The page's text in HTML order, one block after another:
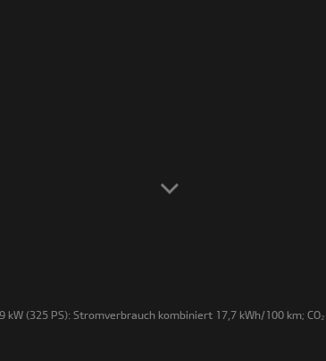
(325 PS): Stromverbrauch kombiniert 17,7 kWh/100 km;